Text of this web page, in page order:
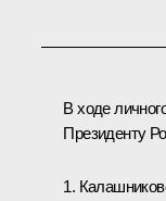
В ходе
Президенту
1.